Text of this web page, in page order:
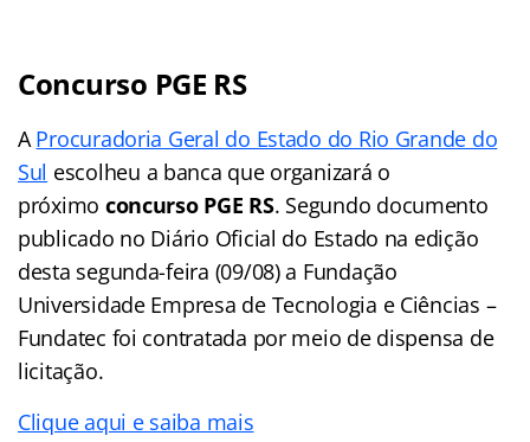
Concurso PGE RS
AProcuradoria Geral do Estado do Rio Grande do
Sul escolheu a banca que organizará o
próximo concurso PGE RS. Segundo documento
publicado no Diário Oficial do Estado na edição
desta segunda-feira (09/08) a Fundação
Universidade Empresa de Tecnologia e Ciências –
Fundatec foi contratada por meio de dispensa de
licitação.
Clique aqui e saiba mais